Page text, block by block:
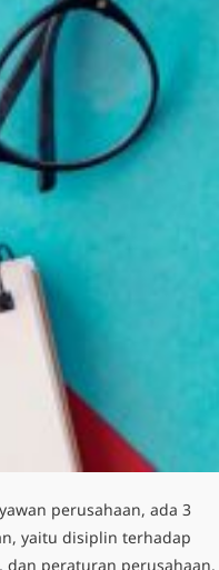
perusahaan, ada 3
yaitu disiplin terhadap
dan peraturan perusahaan.